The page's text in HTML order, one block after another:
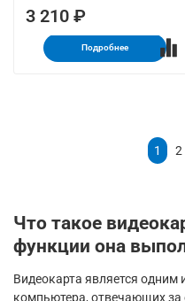
3 210 ₽
Подробнее
1 2
Что такое
функции она
Видеокарта является
компьютера, отвечающих за